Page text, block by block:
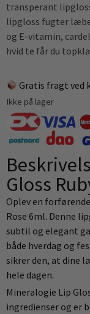
transperant
lipgloss fugter
og E-vitamin,
hvid te får du
Gratis fragt ved
Ikke på lager
Gloss
Oplev en
Rose 6ml. Denne
subtil og elegant
både hverdag og
sikrer den, at dine
hele dagen.
Mineralogie Lip
ingredienser og er